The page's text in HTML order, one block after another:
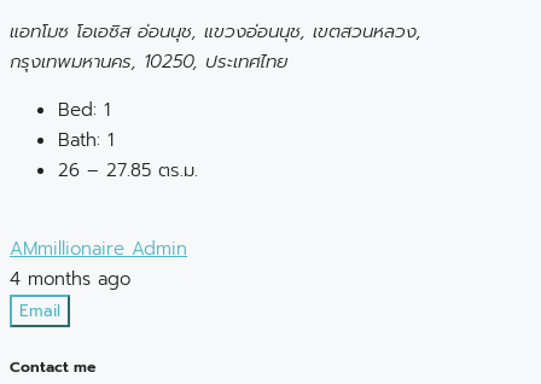
แอทโมซ โอเอซิส อ่อนนุช, แขวงอ่อนนุช, เขตสวนหลวง,
กรุงเทพมหานคร, 10250, ประเทศไทย
Bed: 1
Bath: 1
26 – 27.85 ตร.ม.
AMmillionaire Admin
4 months ago
Email
Contact me